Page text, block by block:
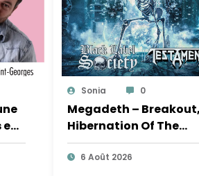
en
Sonia 0
Megadeth – Breakout,
Hibernation Of The
Nations Europe Tour
20276 Août 2026